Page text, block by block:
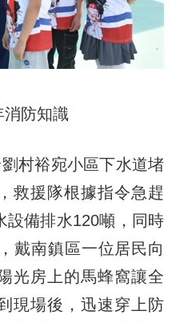
消防知識
村裕宛小區下水道堵
救援隊根據指令急趕
設備排水120噸，同時
戴南鎮區一位居民向
光房上的馬蜂窩讓全
現場後，迅速穿上防